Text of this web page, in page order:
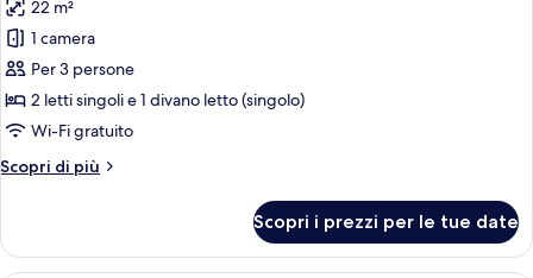
(Chill
Out)
le
foto
per
Camera
con
letti
Out
22 m²
1 camera
Per 3 persone
2 letti singoli e 1 divano letto (singolo)
Wi-Fi gratuito
Scopri di più
Altri
con
Scopri i prezzi per le tue date